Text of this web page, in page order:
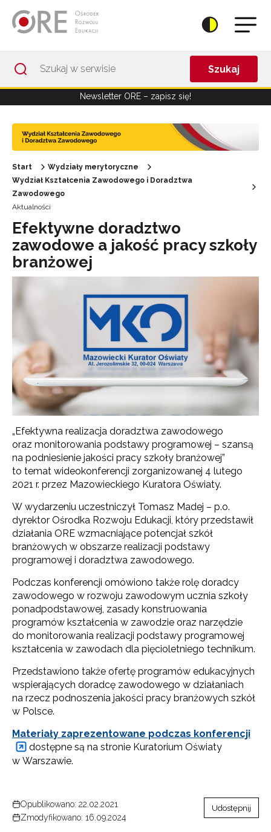
Szukaj
Newsletter ORE – zapisz się!
Start
Wydziały merytoryczne
Wydział Kształcenia Zawodowego i Doradztwa
Zawodowego
Aktualności
Efektywne doradztwo
zawodowe a jakość pracy szkoły
branżowej
„Efektywna realizacja doradztwa zawodowego
oraz monitorowania podstawy programowej – szansą
na podniesienie jakości pracy szkoły branżowej”
to temat wideokonferencji zorganizowanej 4 lutego
2021 r. przez Mazowieckiego Kuratora Oświaty.
W wydarzeniu uczestniczył Tomasz Madej – p.o.
dyrektor Ośrodka Rozwoju Edukacji, który przedstawił
działania ORE wzmacniające potencjał szkół
branżowych w obszarze realizacji podstawy
programowej i doradztwa zawodowego.
Podczas konferencji omówiono także rolę doradcy
zawodowego w rozwoju zawodowym ucznia szkoły
ponadpodstawowej, zasady konstruowania
programów kształcenia w zawodzie oraz narzędzie
do monitorowania realizacji podstawy programowej
kształcenia w zawodach dla pięcioletniego technikum.
Przedstawiono także ofertę programów edukacyjnych
wspierających doradcę zawodowego w działaniach
na rzecz podnoszenia jakości pracy branżowych szkół
w Polsce.
Materiały zaprezentowane podczas konferencji
dostępne są na stronie Kuratorium Oświaty
w Warszawie.
Opublikowano: 22.02.2021
Zmodyfikowano: 16.09.2024
Udostępnij